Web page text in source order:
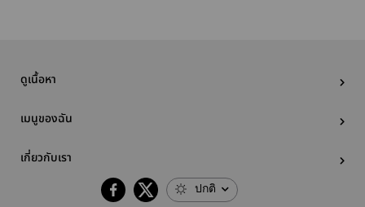
ดูเนื้อหา
เมนูของฉัน
เกี่ยวกับเรา
ปกติ